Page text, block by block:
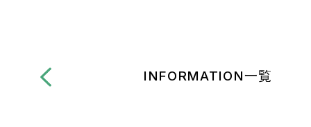
INFORMATION一覧